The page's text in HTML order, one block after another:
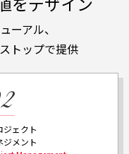
ーアル、
トップで提供
ジェクト
ジメント